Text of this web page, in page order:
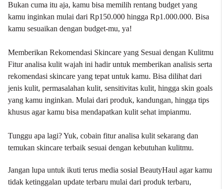
Bukan cuma itu aja, kamu bisa memilih rentang budget yang
kamu inginkan mulai dari Rp150.000 hingga Rp1.000.000. Bisa
kamu sesuaikan dengan budget-mu, ya!
Memberikan Rekomendasi Skincare yang Sesuai dengan Kulitmu
Fitur analisa kulit wajah ini hadir untuk memberikan analisis serta
rekomendasi skincare yang tepat untuk kamu. Bisa dilihat dari
jenis kulit, permasalahan kulit, sensitivitas kulit, hingga skin goals
yang kamu inginkan. Mulai dari produk, kandungan, hingga tips
khusus agar kamu bisa mendapatkan kulit sehat impianmu.
Tunggu apa lagi? Yuk, cobain fitur analisa kulit sekarang dan
temukan skincare terbaik sesuai dengan kebutuhan kulitmu.
Jangan lupa untuk ikuti terus media sosial BeautyHaul agar kamu
tidak ketinggalan update terbaru mulai dari produk terbaru,